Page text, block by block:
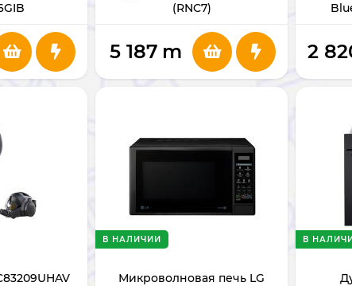
(RNC7)
5 187 m 2
Микроволновая печь LG
В НАЛИЧИИ В